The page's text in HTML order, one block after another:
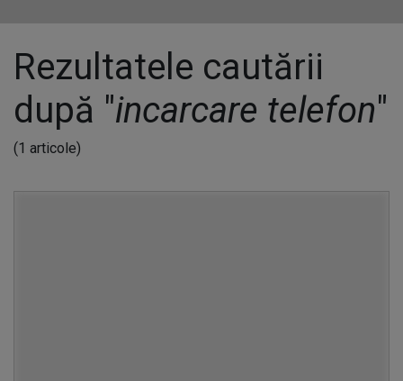
Rezultatele cautării
după "incarcare telefon"
(1 articole)